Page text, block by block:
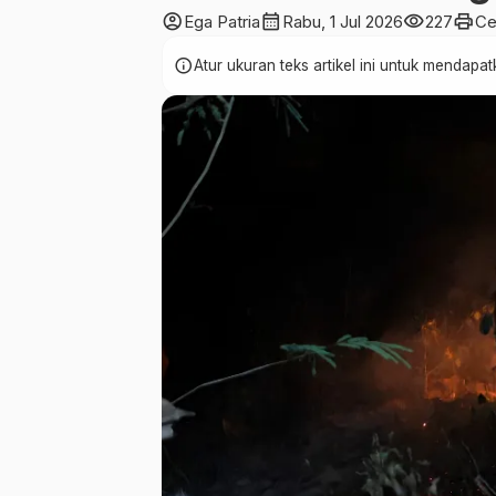
account_circleEga Patriacalendar_month Rabu, 1 Jul 2026visibility227print
infoAtur ukuran teks artikel ini untuk